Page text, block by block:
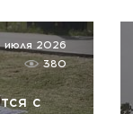
с
июля 2026
380